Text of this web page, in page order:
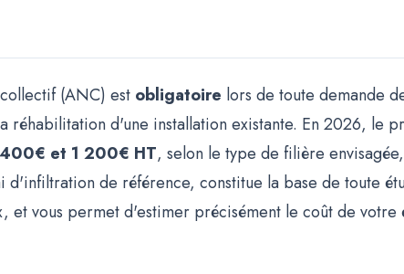
(ANC) est obligatoire lors de toute demande
réhabilitation d'une installation existante. En 2026, le
400€ et 1 200€ HT, selon le type de filière
d'infiltration de référence, constitue la base de toute
et vous permet d'estimer précisément le coût de votre